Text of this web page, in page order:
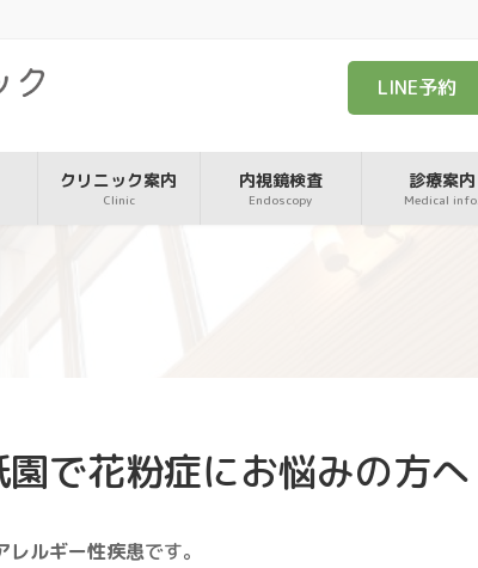
LINE予約
クリニック案内
Clinic
内視鏡検査
Endoscopy
診療案内
Medical info.
で花粉症にお悩みの方へ
レルギー性疾患です。